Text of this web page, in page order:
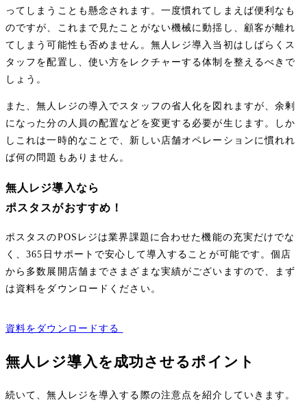
ってしまうことも懸念されます。一度慣れてしまえば便利なも
のですが、これまで見たことがない機械に動揺し、顧客が離れ
てしまう可能性も否めません。無人レジ導入当初はしばらくス
タッフを配置し、使い方をレクチャーする体制を整えるべきで
しょう。
また、無人レジの導入でスタッフの省人化を図れますが、余剰
になった分の人員の配置などを変更する必要が生じます。しか
しこれは一時的なことで、新しい店舗オペレーションに慣れれ
ば何の問題もありません。
無人レジ導入なら
ポスタスがおすすめ！
ポスタスのPOSレジは業界課題に合わせた機能の充実だけでな
く、365日サポートで安心して導入することが可能です。個店
から多数展開店舗までさまざまな実績がございますので、まず
は資料をダウンロードください。
資料をダウンロードする
無人レジ導入を成功させるポイント
続いて、無人レジを導入する際の注意点を紹介していきます。